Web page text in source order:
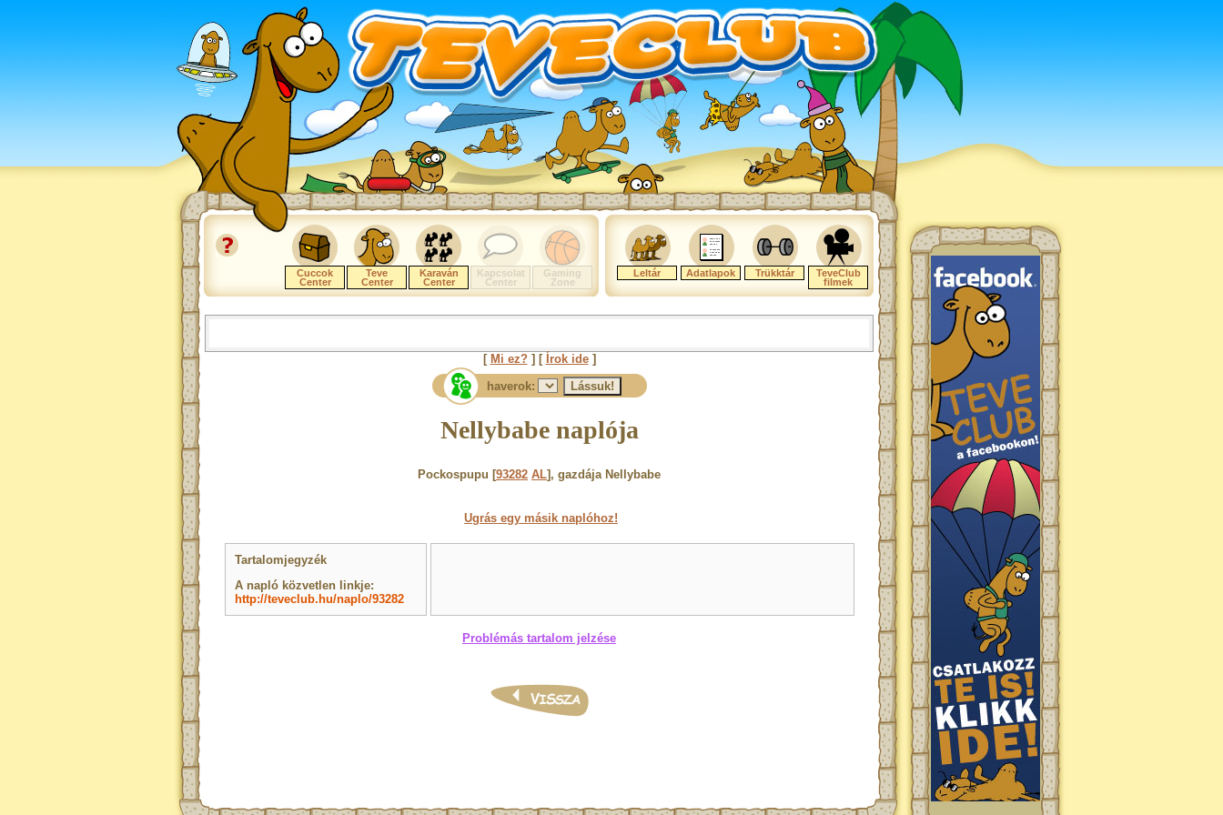
Cuccok
Center
Teve
Center
Karaván
Center
Kapcsolat
Center
Gaming
Zone
Leltár Adatlapok Trükktár
TeveClub
filmek
[ Mi ez?] [ Írok ide]
haverok:
Nellybabe naplója
Pockospupu [93282 AL], gazdája Nellybabe
Ugrás egy másik naplóhoz!
Tartalomjegyzék
A napló közvetlen linkje:
http://teveclub.hu/naplo/93282
Problémás tartalom jelzése